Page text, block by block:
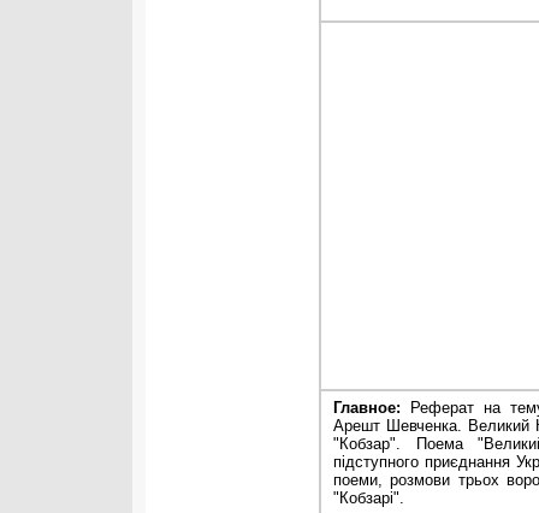
Главное:
Реферат на
Арешт Шевченка. Великий
"Кобзар". Поема
підступного приєднання
поеми, розмови трьох
"Кобзарі".